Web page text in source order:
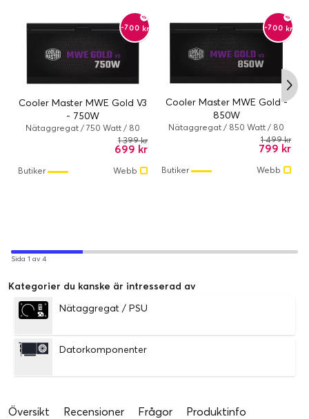
-700 kr
Cooler Master MWE Gold V3
- 750W
Nätaggregat / 750 Watt / 80
PLUS Gold / 16 cm / Svart
699 kr
1 399 kr
Webb
Butiker
-700 kr
Cooler Master MWE Gold -
850W
Nätaggregat / 850 Watt / 80
PLUS Gold / 16 cm / Svart
799 kr
1 499 kr
Webb
Butiker
Sida 1 av 4
Kategorier du kanske är intresserad av
Nätaggregat / PSU
Datorkomponenter
Översikt Recensioner Frågor Produktinfo